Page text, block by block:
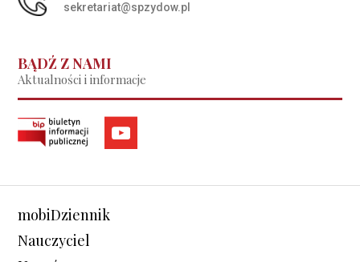
sekretariat@spzydow.pl
BĄDŹ Z NAMI
Aktualności i informacje
mobiDziennik
Nauczyciel